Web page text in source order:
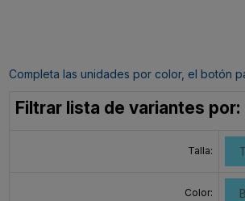
Completa las unidades por color, el botón
Filtrar lista de variantes por:
Talla:
Color: